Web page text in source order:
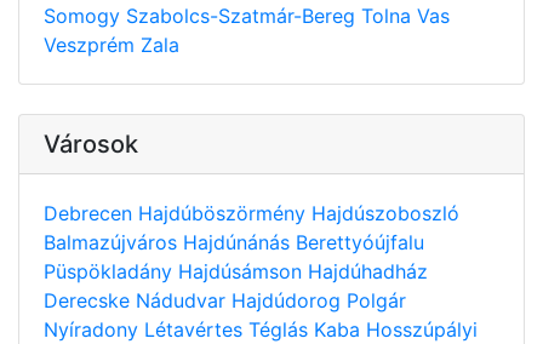
Somogy Szabolcs-Szatmár-Bereg Tolna Vas
Veszprém Zala
Városok
Debrecen Hajdúböszörmény Hajdúszoboszló
Balmazújváros Hajdúnánás Berettyóújfalu
Püspökladány Hajdúsámson Hajdúhadház
Derecske Nádudvar Hajdúdorog Polgár
Nyíradony Létavértes Téglás Kaba Hosszúpályi